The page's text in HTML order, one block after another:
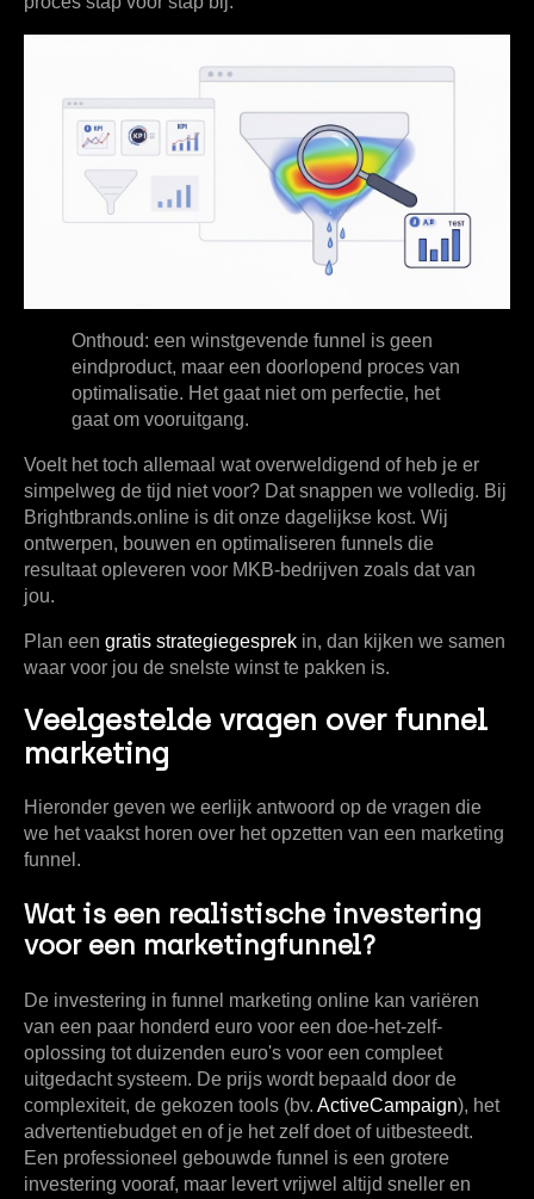
Onthoud: een winstgevende funnel is geen
eindproduct, maar een doorlopend proces van
optimalisatie. Het gaat niet om perfectie, het
gaat om vooruitgang.
Voelt het toch allemaal wat overweldigend of heb je er
simpelweg de tijd niet voor? Dat snappen we volledig. Bij
Brightbrands.online is dit onze dagelijkse kost. Wij
ontwerpen, bouwen en optimaliseren funnels die
resultaat opleveren voor MKB-bedrijven zoals dat van
jou.
Plan een gratis strategiegesprek in, dan kijken we samen
waar voor jou de snelste winst te pakken is.
Veelgestelde vragen over funnel
marketing
Hieronder geven we eerlijk antwoord op de vragen die
we het vaakst horen over het opzetten van een marketing
funnel.
Wat is een realistische investering
voor een marketingfunnel?
De investering in funnel marketing online kan variëren
van een paar honderd euro voor een doe-het-zelf-
oplossing tot duizenden euro's voor een compleet
uitgedacht systeem. De prijs wordt bepaald door de
complexiteit, de gekozen tools (bv. ActiveCampaign), het
advertentiebudget en of je het zelf doet of uitbesteedt.
Een professioneel gebouwde funnel is een grotere
investering vooraf, maar levert vrijwel altijd sneller en